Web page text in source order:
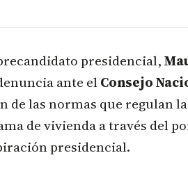
presidencial,
ante elConsejo
de las normas que regulan
de vivienda a través del
presidencial.